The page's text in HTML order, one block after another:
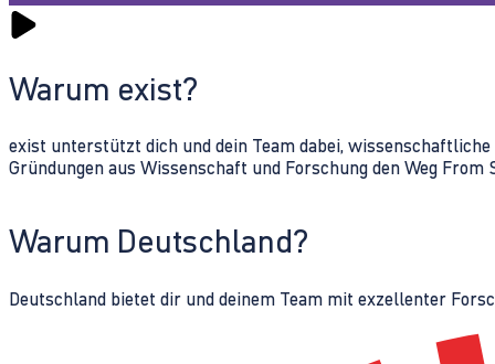
Warum exist?
exist unterstützt dich und dein Team dabei,
Gründungen aus Wissenschaft und Forschung den Weg From
Warum Deutschland?
Deutschland bietet dir und deinem Team mit exzellenter